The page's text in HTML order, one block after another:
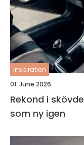
inspiration
01. June 2026
Rekond i skövde så får du bilen att kännas
som ny igen